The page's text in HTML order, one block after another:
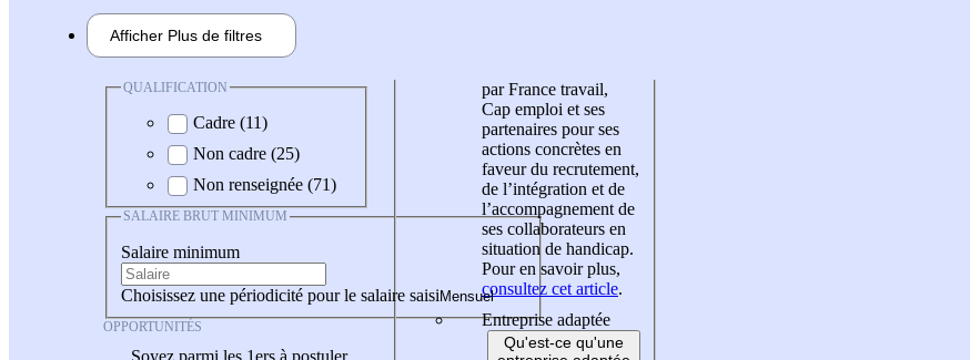
Afficher Plus de filtres
QUALIFICATION
Cadre (11)
Non cadre (25)
Non renseignée (71)
SALAIRE BRUT MINIMUM
Salaire minimum
Choisissez une périodicité pour le salaire saisi
OPPORTUNITÉS
Soyez parmi les 1ers à postuler
par France travail,
Cap emploi et ses
partenaires pour ses
actions concrètes en
faveur du recrutement,
de l’intégration et de
l’accompagnement de
ses collaborateurs en
situation de handicap.
Pour en savoir plus,
consultez cet article.
Entreprise adaptée
Qu'est-ce qu'une